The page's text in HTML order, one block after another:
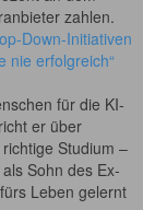
zahlen.
Down-Initiativen
nie erfolgreich“
für die KI-
er über
Studium –
Sohn des Ex-
Leben gelernt